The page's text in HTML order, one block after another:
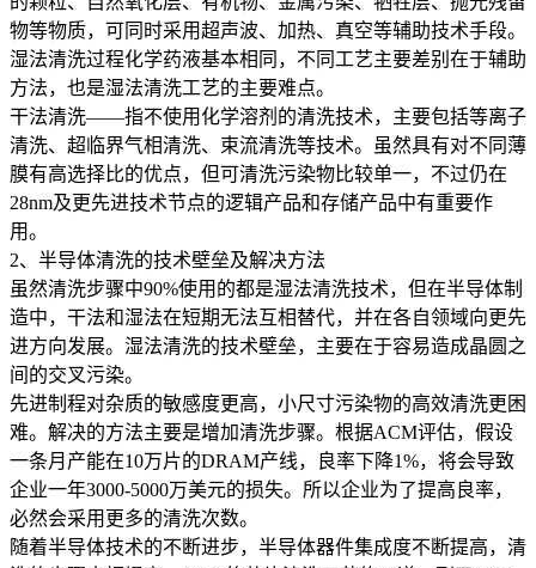
物等物质，可同时采用超声波、加热、真空等辅助技术手段。
湿法清洗过程化学药液基本相同，不同工艺主要差别在于辅助
方法，也是湿法清洗工艺的主要难点。
干法清洗——指不使用化学溶剂的清洗技术，主要包括等离子
清洗、超临界气相清洗、束流清洗等技术。虽然具有对不同薄
膜有高选择比的优点，但可清洗污染物比较单一，不过仍在
28nm及更先进技术节点的逻辑产品和存储产品中有重要作
用。
2、半导体清洗的技术壁垒及解决方法
虽然清洗步骤中90%使用的都是湿法清洗技术，但在半导体制
造中，干法和湿法在短期无法互相替代，并在各自领域向更先
进方向发展。湿法清洗的技术壁垒，主要在于容易造成晶圆之
间的交叉污染。
先进制程对杂质的敏感度更高，小尺寸污染物的高效清洗更困
难。解决的方法主要是增加清洗步骤。根据ACM评估，假设
一条月产能在10万片的DRAM产线，良率下降1%，将会导致
企业一年3000-5000万美元的损失。所以企业为了提高良率，
必然会采用更多的清洗次数。
随着半导体技术的不断进步，半导体器件集成度不断提高，清